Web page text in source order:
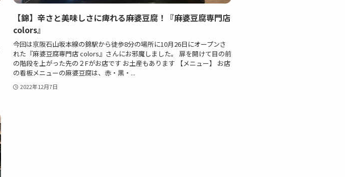
【錦】辛さと美味しさに痺れる麻婆豆腐！『麻婆豆腐専門店
colors』
今回は京阪石山坂本線の錦駅から徒歩8分の場所に10月26日にオープンさ
れた『麻婆豆腐専門店 colors』さんにお邪魔しました。 扉を開けて目の前
の階段を上がった先の２Fがお店です お土産もあります 【メニュー】 お店
の看板メニューの麻婆豆腐は、赤・黒・...
2022年12月7日